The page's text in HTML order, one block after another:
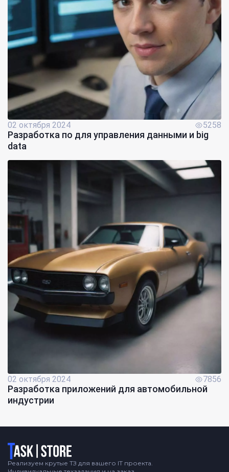
02 октября 2024 5258
Разработка по для управления данными и big
data
02 октября 2024 7856
Разработка приложений для автомобильной
индустрии
Логотип
Реализуем крутые ТЗ для вашего IT проекта.